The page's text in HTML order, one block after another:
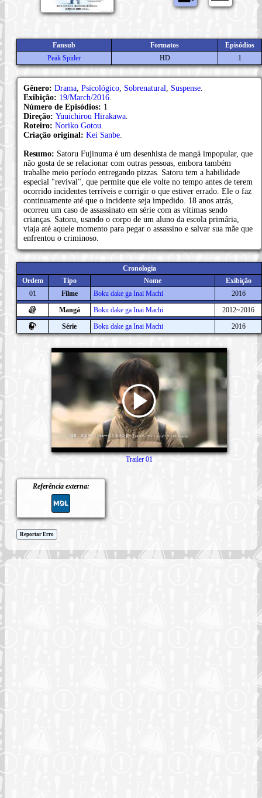
Fansub Formatos
Episódios
Peak Spider
HD 1
Gênero: Drama Psicológico Sobrenatural Suspense
Exibição: 19/March/2016
Número de Episódios: 1
Direção: Yuuichirou Hirakawa
Roteiro: Noriko Gotou
Criação original: Kei Sanbe
Resumo: Satoru Fujinuma é um desenhista de mangá impopular, que
não gosta de se relacionar com outras pessoas, embora também
trabalhe meio período entregando pizzas. Satoru tem a habilidade
especial "revival", que permite que ele volte no tempo antes de terem
ocorrido incidentes terríveis e corrigir o que estiver errado. Ele o faz
continuamente até que o incidente seja impedido. 18 anos atrás,
ocorreu um caso de assassinato em série com as vítimas sendo
crianças. Satoru, usando o corpo de um aluno da escola primária,
viaja até aquele momento para pegar o assassino e salvar sua mãe que
enfrentou o criminoso.
Cronologia
Ordem
Tipo Nome
Exibição
01
Filme Boku dake ga Inai Machi
2016
Mangá
Boku dake ga Inai Machi
2012~2016
Série
Boku dake ga Inai Machi 2016
Referência externa:
Trailer 01
Reportar Erro